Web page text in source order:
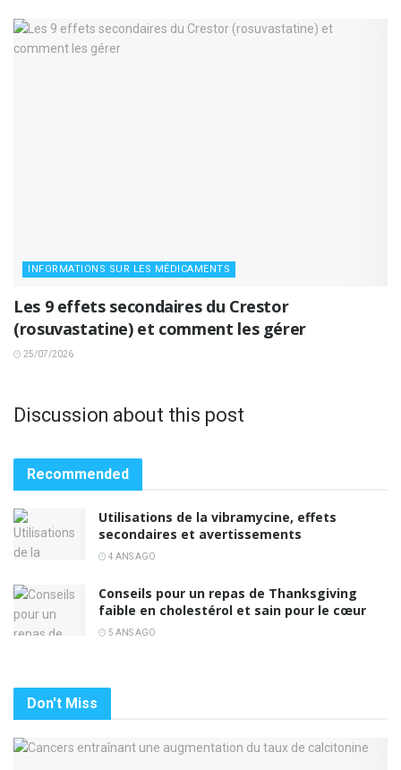
INFORMATIONS SUR LES MÉDICAMENTS
Les 9 effets secondaires du Crestor
(rosuvastatine) et comment les gérer
25/07/2026
Discussion about this post
Recommended
Utilisations de la vibramycine, effets
secondaires et avertissements
4 ANS AGO
Conseils pour un repas de Thanksgiving
faible en cholestérol et sain pour le cœur
5 ANS AGO
Don't Miss